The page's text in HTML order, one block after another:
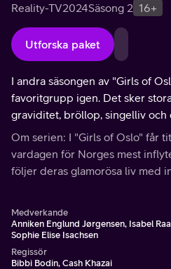
Reality-TV2024Säsong 2 16+
Utforska paket
I andra säsongen av "Girls of
favoritgrupp igen. Det sker
graviditet, bröllop, singelliv
hitta sig själv i en ytlig värld.
Om serien: I "Girls of Oslo" får
vardagen för Norges mest
följer deras glamorösa liv med
Medverkande
Anniken Englund Jørgensen, Isabel
Sophie Elise Isachsen
Regissör
Bibbi Bodin, Cash Khazai